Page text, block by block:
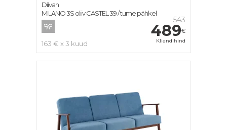
543
489€
Kliendihind
163 € x 3 kuud
Diivan
MILANO 3S oliiv CASTEL 39 / tume pähkel